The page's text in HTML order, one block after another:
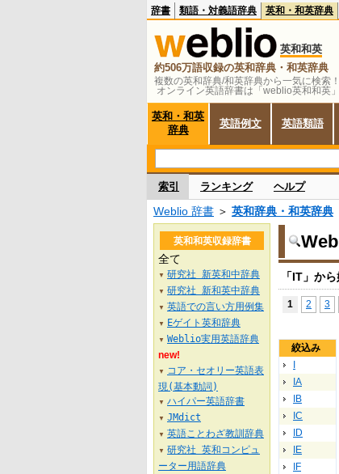
複数の英和辞典/和英辞典から一気に検索！
オンライン英語辞書は「weblio英和和英」
辞書 類語・対義語辞典 英和・和英辞典
英和和英
約506万語収録の英和辞典・和英辞典
英和・和英
辞典
英語例文 英語類語
索引 ランキング ヘルプ
Weblio 辞書 ＞ 英和辞典・和英辞典
「IT」か
1 2 3
絞込み
IA
IB
IC
ID
IE
IF
英和和英収録辞書
全て
▼ 研究社 新英和中辞典
▼ 研究社 新和英中辞典
▼ 英語での言い方用例集
▼ Eゲイト英和辞典
▼ Weblio実用英語辞典
new!
▼
コア・セオリー英語表
現(基本動詞)
▼ ハイパー英語辞書
▼ JMdict
▼ 英語ことわざ教訓辞典
▼ 研究社 英和コンピュ
ーター用語辞典